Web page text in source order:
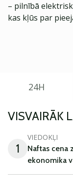
– pilnībā
kas kļūs par
24H
VISVAIRĀK
1
VIEDOKĻI
Naftas cena
ekonomika